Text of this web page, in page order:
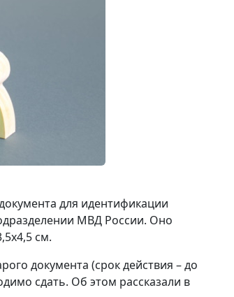
для идентификации
МВД России. Оно
см.
документа (срок действия – до
сдать. Об этом рассказали в